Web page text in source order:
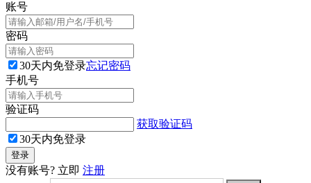
账号
密码
30天内免登录忘记密码
手机号
验证码
获取验证码
30天内免登录
没有账号? 立即 注册